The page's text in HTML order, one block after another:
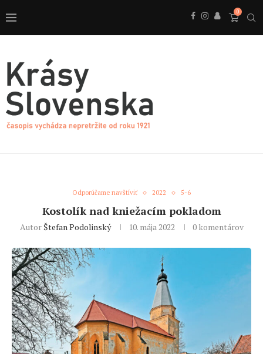
0
Odporúčame navštíviť 2022 5-6
Kostolík nad kniežacím pokladom
Autor Štefan Podolinský 10. mája 2022 0 komentárov